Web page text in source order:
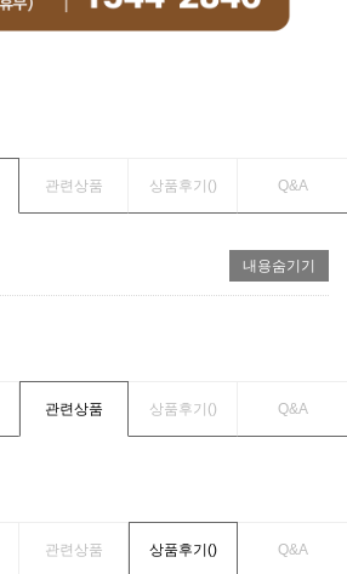
관련상품 상품후기() Q&A
내용숨기기
관련상품 상품후기() Q&A
관련상품 상품후기() Q&A